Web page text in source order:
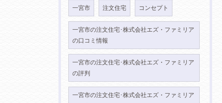
一宮市 注文住宅 コンセプト
一宮市の注文住宅･株式会社エズ・ファミリア
の口コミ情報
一宮市の注文住宅･株式会社エズ・ファミリア
の評判
一宮市の注文住宅･株式会社エズ・ファミリア